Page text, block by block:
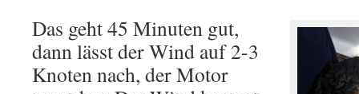
Das geht 45 Minuten gut,
dann lässt der Wind auf 2-3
Knoten nach, der Motor